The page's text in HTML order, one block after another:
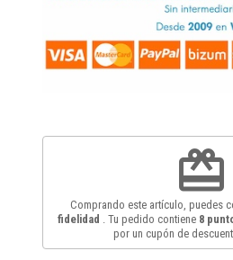
redeem
Comprando este artículo, puedes
fidelidad
. Tu pedido contiene 8
por un cupón de